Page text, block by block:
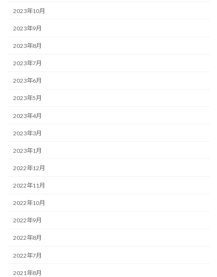
2023年10月
2023年9月
2023年8月
2023年7月
2023年6月
2023年5月
2023年4月
2023年3月
2023年1月
2022年12月
2022年11月
2022年10月
2022年9月
2022年8月
2022年7月
2021年8月